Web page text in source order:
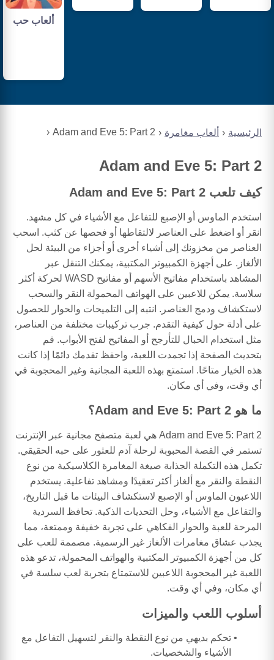
الرئيسية ألعاب مغامرة Adam and Eve 5: Part 2
Adam and Eve 5: Part 2
كيف تلعب Adam and Eve 5: Part 2
استخدم الماوس أو الإصبع للتفاعل مع الأشياء في كل مشهد.
انقر أو اضغط على العناصر لالتقاطها أو فحصها عن كثب. اسحب
العناصر من مخزونك إلى أشياء أخرى أو أجزاء من البيئة لحل
الألغاز. على أجهزة الكمبيوتر المكتبية، يمكنك التنقل عبر
المشاهد باستخدام مفاتيح الأسهم أو مفاتيح WASD لحركة أكثر
سلاسة. يمكن للاعبين على الهواتف المحمولة النقر والسحب
لاستكشاف ودمج العناصر. انتبه إلى التلميحات والحوار للحصول
على أدلة حول كيفية التقدم. جرب تركيبات مختلفة من العناصر،
مثل استخدام الحبال للتأرجح أو المفاتيح لفتح الأبواب. قم
بتحديث الصفحة إذا تجمدت اللعبة، واحفظ تقدمك دائمًا إذا كانت
هذه الخيار متاحًا. استمتع بهذه اللعبة المجانية وغير المحجوبة في
أي وقت، وفي أي مكان.
ما هو Adam and Eve 5: Part 2؟
Adam and Eve 5: Part 2 هي لعبة متصفح مجانية عبر الإنترنت
تستمر في القصة المحبوبة لرحلة آدم للعثور على حبه الحقيقي.
تكمل هذه التكملة الجذابة صيغة المغامرة الكلاسيكية من نوع
النقطة والنقر مع ألغاز أكثر تعقيدًا ومشاهد تفاعلية. يستخدم
اللاعبون الماوس أو الإصبع لاستكشاف البيئات ما قبل التاريخ،
والتفاعل مع الأشياء، وحل التحديات الذكية. تحافظ السردية
المرحة للعبة والحوار الفكاهي على تجربة خفيفة وممتعة، مما
يجذب عشاق مغامرات الألغاز غير الرسمية. مصممة للعب على
كل من أجهزة الكمبيوتر المكتبية والهواتف المحمولة، تدعو هذه
اللعبة غير المحجوبة اللاعبين للاستمتاع بتجربة لعب سلسة في
أي مكان، وفي أي وقت.
أسلوب اللعب والميزات
تحكم بديهي من نوع النقطة والنقر لتسهيل التفاعل مع
الأشياء والشخصيات.
ألعاب حب